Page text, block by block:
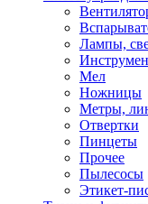
Лампы,
Мел
Ножницы
Метры,
Отвертки
Пинцеты
Прочее
Пылесосы
Этикет-